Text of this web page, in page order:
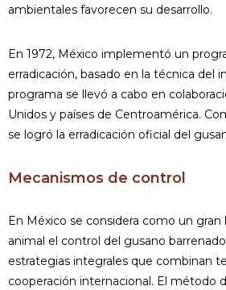
ambientales favorecen su desarrollo.
En 1972, México implementó un
erradicación, basado en la técnica del
programa se llevó a cabo en
Unidos y países de Centroamérica.
se logró la erradicación oficial del
Mecanismos de control
En México se considera como un gran
animal el control del gusano
estrategias integrales que combinan
cooperación internacional. El método